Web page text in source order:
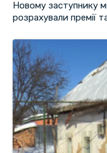
Новому заступнику
розрахували премії